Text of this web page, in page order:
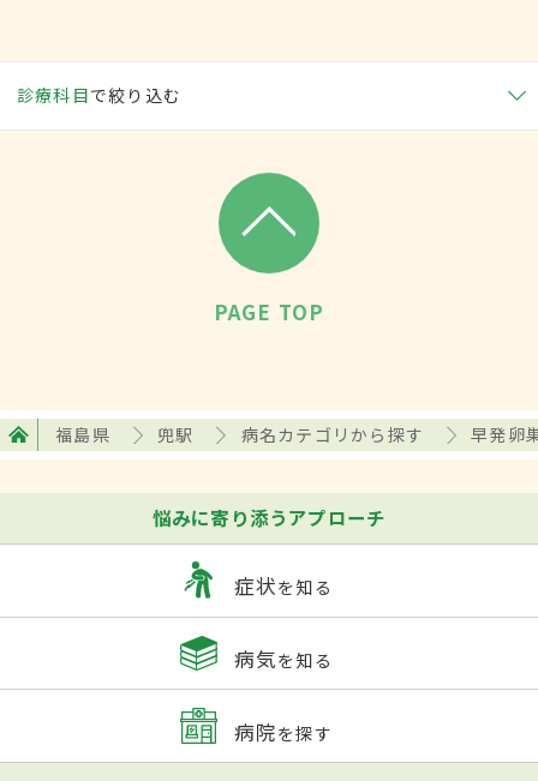
診療科目で絞り込む
PAGE TOP
福島県 兜駅 病名カテゴリから探す 早発卵
悩みに寄り添うアプローチ
症状を知る
病気を知る
病院を探す